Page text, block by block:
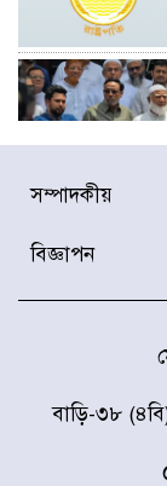
সম্পাদকীয়
বিজ্ঞাপন
বাড়ি-৩৮